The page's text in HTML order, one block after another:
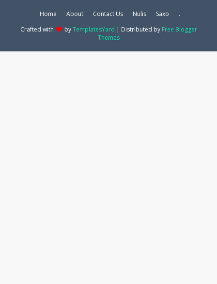
Home About Contact Us Nulis Saxo
.
Crafted with
byTemplatesYard | Distributed by Free Blogger
Themes